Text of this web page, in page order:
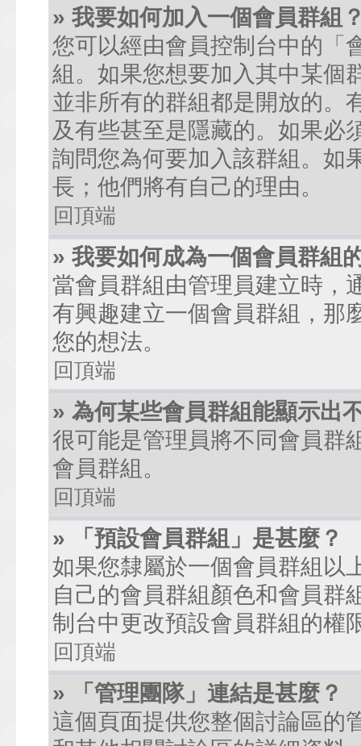
» 我要如何加入一個會員群組
您可以經由會員控制台中的「
組。如果您想要加入其中某個
並非所有的群組都是開放的。
及有些甚至是隱藏的。如果必
詢問您為何要加入該群組。如
長；他們將有自己的理由。
回頂端
» 我要如何成為一個會員群組
當會員群組由管理員建立時，
有興趣建立一個會員群組，那
您的想法。
回頂端
» 為何某些會員群組能顯示出
很可能是管理員將不同會員群
會員群組。
回頂端
» 「預設會員群組」是甚麼？
如果您隸屬於一個會員群組以
自己的會員群組顏色和會員群
制台中更改預設會員群組的權
回頂端
» 「管理團隊」連結是甚麼？
這個頁面提供您整個討論區的